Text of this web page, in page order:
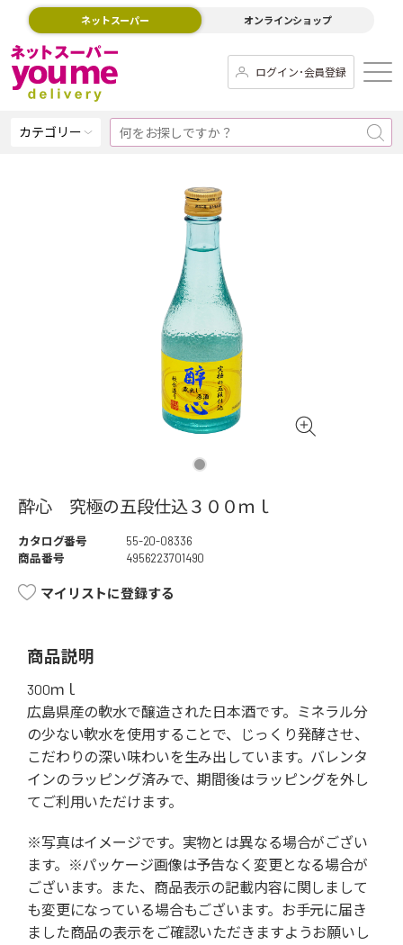
ネットスーパー オンラインショップ
ログイン･会員登録
カテゴリー
酔心 究極の五段仕込３００ｍｌ
カタログ番号
55-20-08336
商品番号
4956223701490
マイリストに登録する
商品説明
300ｍｌ
広島県産の軟水で醸造された日本酒です。ミネラル分
の少ない軟水を使用することで、じっくり発酵させ、
こだわりの深い味わいを生み出しています。バレンタ
インのラッピング済みで、期間後はラッピングを外し
てご利用いただけます。
※写真はイメージです。実物とは異なる場合がござい
ます。※パッケージ画像は予告なく変更となる場合が
ございます。また、商品表示の記載内容に関しまして
も変更になっている場合もございます。お手元に届き
ました商品の表示をご確認いただきますようお願いし